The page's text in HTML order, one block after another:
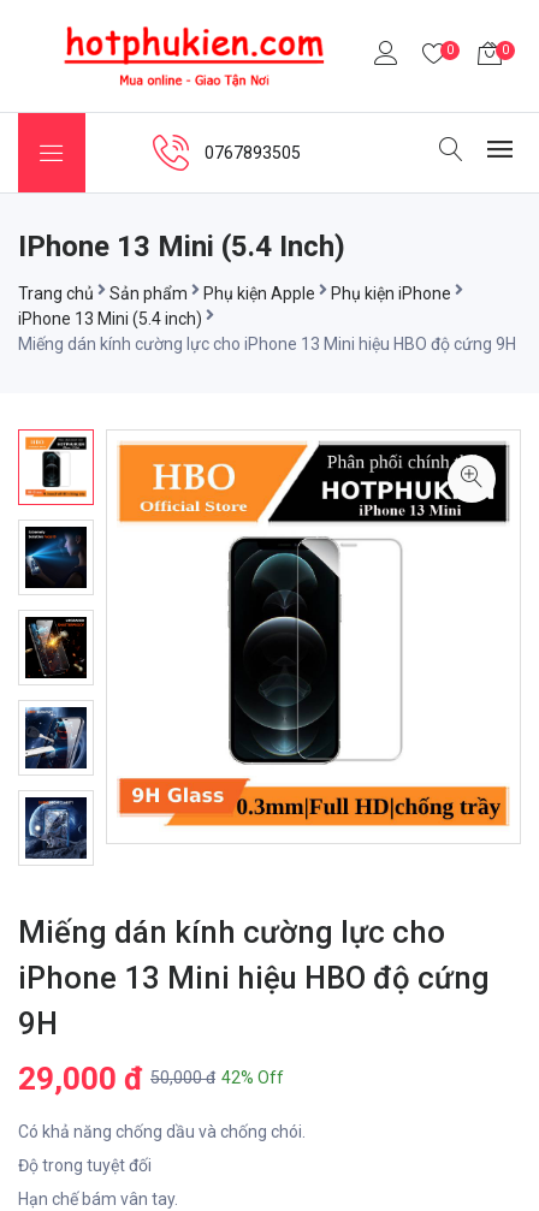
0 0
0767893505
IPhone 13 Mini (5.4 Inch)
Trang chủ Sản phẩm Phụ kiện Apple
Phụ kiện iPhone
iPhone 13 Mini (5.4 inch)
Miếng dán kính cường lực cho iPhone 13 Mini hiệu HBO độ cứng 9H
Miếng dán kính cường lực cho
iPhone 13 Mini hiệu HBO độ cứng
9H
29,000 đ 50,000 đ 42% Off
Có khả năng chống dầu và chống chói.
Độ trong tuyệt đối
Hạn chế bám vân tay.